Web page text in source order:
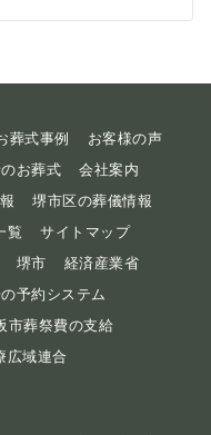
葬式事例
お客様の声
お葬式
会社案内
堺市区の葬儀情報
覧
サイトマップ
堺市
経済産業省
予約システム
市葬祭費の支給
広域連合